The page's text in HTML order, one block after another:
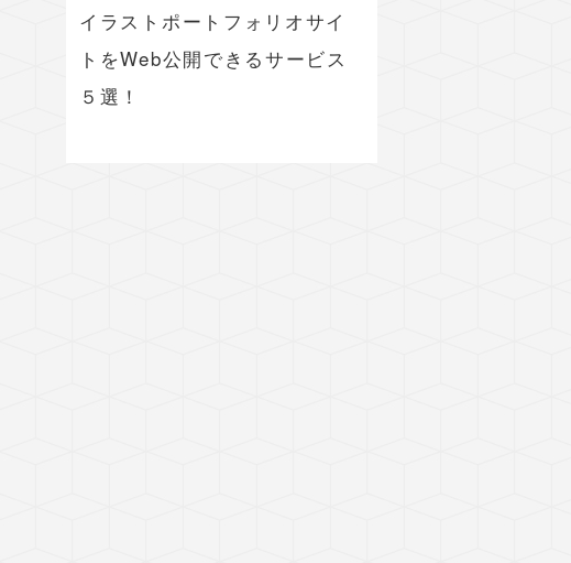
イラストポートフォリオサイ
トをWeb公開できるサービス
５選！